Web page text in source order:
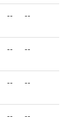
-- --
-- --
-- --